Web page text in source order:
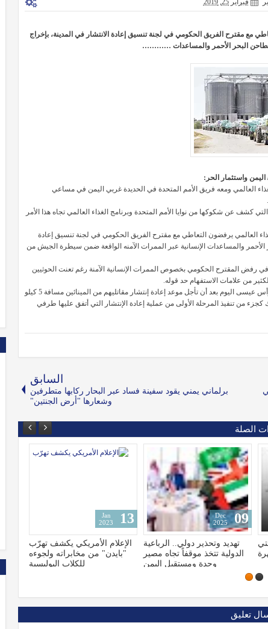
مع مقترح الفريق الحكومي في لجنة تنسيق إعادة الانتشار في المدينة، بإخراج
البحر الأحمر والمساعدات …………
واستثمار الحر:
العالمي ومعه فريق الأمم المتحدة في الحديدة غربي اليمن في مساعي
كشف عن شكوكها من نوايا الأمم المتحدة وبرنامج الغذاء العالمي تجاه هذا الأمر
العالمي يرفضون التعاطي مع مقترح الفريق الحكومي في لجنة تنسيق إعادة
والمساعدات الإنسانية عبر الممرات الآمنه الواقعة ضمن سيطرة الجيش من
رفض المقترح الحكومي بخصوص الممرات الإنسانية الآمنة رغم تعنت الحوثيين
ومن المقرر أن يسحب أنصار الله الحوثيين عناصرهم من مينائي الصليف ورأس عيسى اليوم بعد أن تأجل موعد إعادة إنتشار مقاتليهم من المينائين مسافة 5 كيلو
من تنفيذ المرحلة الأولى من عملية إعادة الإنتشار التي أتفق عليها طرفي
السابق
برلماني يمني يقود سفينة فساد عبر البحار ركابها متطرفين
وشعارها "أرض الجنتين"
الصلة
شاهد لحظة سقوط وتحطم
طائرة ومقتل جميع ركابها
15
Jan
2023
الإعلام الأمريكي يكشف تهرّب
"بايدن" من مخابراته ولجوءه
للكلاب البوليسية
13
Jan
2023
تعليق